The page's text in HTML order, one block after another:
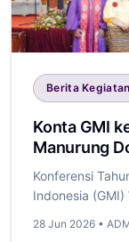
Berita Kegiatan
Konta GMI
Manurung
Penguatan
Konferensi
Indonesia
28 Jun 2026 •